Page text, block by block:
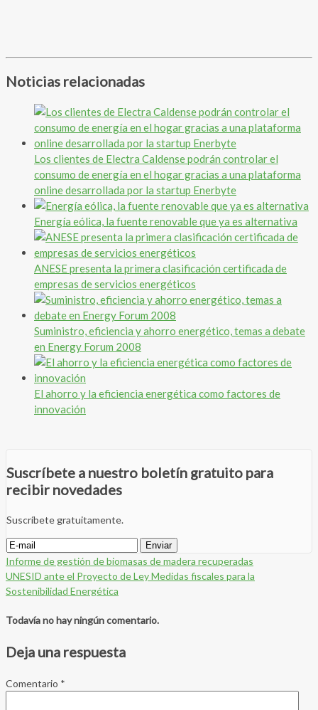
Noticias relacionadas
Los clientes de Electra Caldense podrán controlar el
consumo de energía en el hogar gracias a una plataforma
online desarrollada por la startup Enerbyte
Energía eólica, la fuente renovable que ya es alternativa
ANESE presenta la primera clasificación certificada de
empresas de servicios energéticos
Suministro, eficiencia y ahorro energético, temas a debate
en Energy Forum 2008
El ahorro y la eficiencia energética como factores de
innovación
Suscríbete a nuestro boletín gratuito para
recibir novedades
Suscríbete gratuitamente.
Informe de gestión de biomasas de madera recuperadas
UNESID ante el Proyecto de Ley Medidas fiscales para la
Sostenibilidad Energética
Todavía no hay ningún comentario.
Deja una respuesta
Comentario *